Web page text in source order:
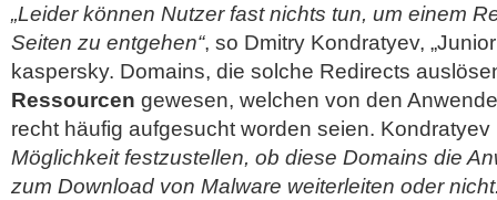
„Leider können Nutzer fast nichts tun, um einem
Seiten zu entgehen“, so Dmitry Kondratyev,
kaspersky. Domains, die solche Redirects
Ressourcen gewesen, welchen von den
recht häufig aufgesucht worden seien.
Möglichkeit festzustellen, ob diese Domains die
zum Download von Malware weiterleiten oder